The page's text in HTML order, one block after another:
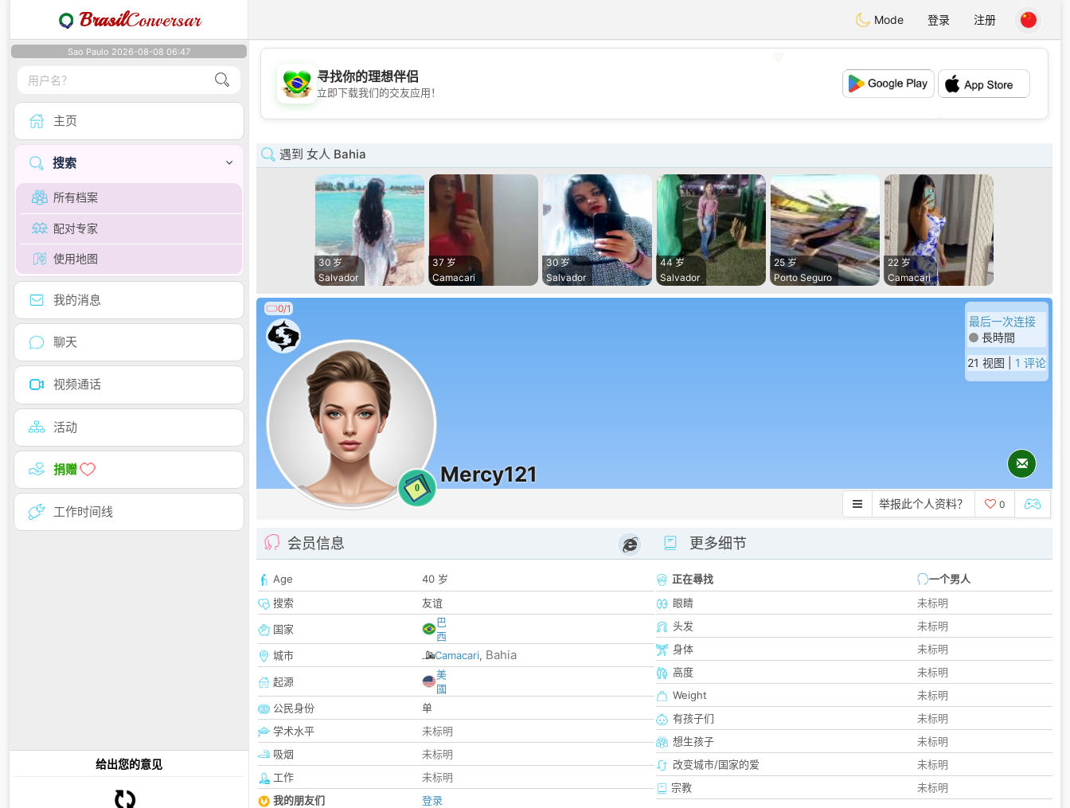
BrasilConversar Mode 登录 注册
Sao Paulo 2026-08-08 06:47
主页
搜索
所有档案
配对专家
使用地图
我的消息
聊天
视频通话
活动
捐赠
工作时间线
给出您的意见
💖
💕
寻找你的理想伴侣
立即下载我们的交友应用！
遇到 女人 Bahia
30 岁
Salvador
37 岁
Camacari
30 岁
Salvador
44 岁
Salvador
25 岁
Porto Seguro
22 岁
Camacari
0/1
0
Mercy121
最后一次连接
長時間
21 视图 | 1 评论
举报此个人资料？ 0
会员信息
Age
40 岁
搜索
友谊
国家
巴
西
城市
Camacari, Bahia
起源
美
國
公民身份
单
学术水平
未标明
吸烟
未标明
工作
未标明
我的朋友们
登录
更多细节
正在尋找
一个男人
眼睛
未标明
头发
未标明
身体
未标明
高度
未标明
Weight
未标明
有孩子们
未标明
想生孩子
未标明
改变城市/国家的爱
未标明
宗教
未标明